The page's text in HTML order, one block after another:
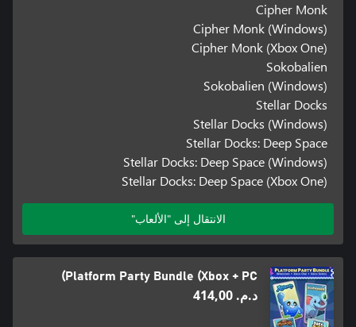
Cipher Monk
Cipher Monk (Windows)
Cipher Monk (Xbox One)
Sokobalien
Sokobalien (Windows)
Stellar Docks
Stellar Docks (Windows)
Stellar Docks: Deep Space
Stellar Docks: Deep Space (Windows)
Stellar Docks: Deep Space (Xbox One)
الانتقال إلى "الألعاب"
Platform Party Bundle (Xbox + PC)
د.م.‏ 414,00